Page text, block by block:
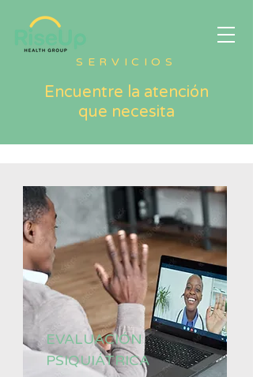
SERVICIOS
Encuentre la atención
que necesita
EVALUACIÓN
PSIQUIÁTRICA